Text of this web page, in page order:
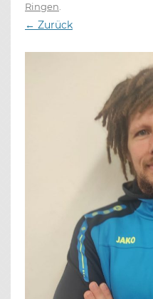
Ringen
← Zurück